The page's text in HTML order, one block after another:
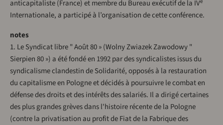
anticapitaliste (France) et membre du Bureau exécutif de la IV
Internationale, a participé à l’organisation de cette conférence.
notes
1. Le Syndicat libre " Août 80 » (Wolny Zwiazek Zawodowy "
Sierpien 80 ») a été fondé en 1992 par des syndicalistes issus du
syndicalisme clandestin de Solidarité, opposés à la restauration
du capitalisme en Pologne et décidés à poursuivre le combat en
défense des droits et des intérêts des salariés. Il a dirigé certaines
des plus grandes grèves dans l'histoire récente de la Pologne
(contre la privatisation au profit de Fiat de la Fabrique des